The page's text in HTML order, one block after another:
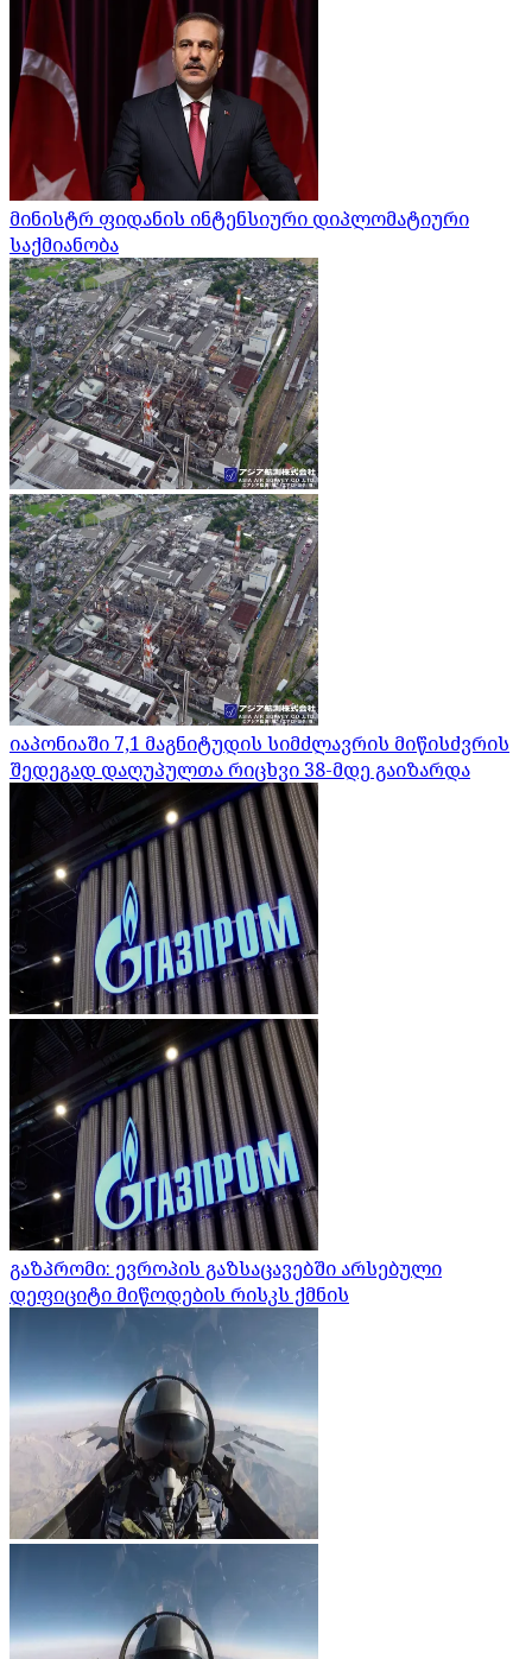
მინისტრ ფიდანის ინტენსიური დიპლომატიური
საქმიანობა
იაპონიაში 7,1 მაგნიტუდის სიმძლავრის მიწისძვრის
შედეგად დაღუპულთა რიცხვი 38-მდე გაიზარდა
გაზპრომი: ევროპის გაზსაცავებში არსებული
დეფიციტი მიწოდების რისკს ქმნის